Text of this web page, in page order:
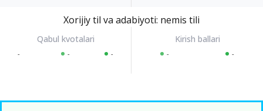
Xorijiy til va adabiyoti: nemis tili
- - - - -